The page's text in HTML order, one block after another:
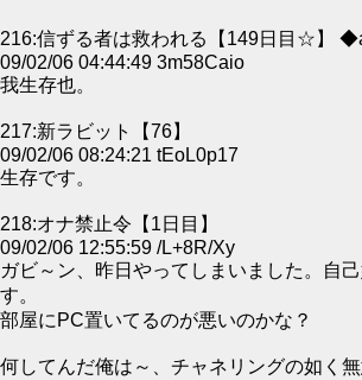
216:信ずる者は救われる【149日目☆】
09/02/06 04:44:49 3m58Caio
我生存也。
217:新ラビット【76】
09/02/06 08:24:21 tEoL0p17
生存です。
218:オナ禁止令【1日目】
09/02/06 12:55:59 /L+8R/Xy
ガビ～ン、昨日やってしまいました。自
す。
部屋にPC置いてるのが悪いのかな？
何してんだ俺は～、チャネリングの如く